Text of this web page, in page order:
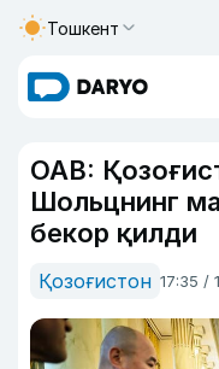
Тошкент
ОАВ:
Шольцнинг
бекор қилди
Қозоғистон 17:35 /